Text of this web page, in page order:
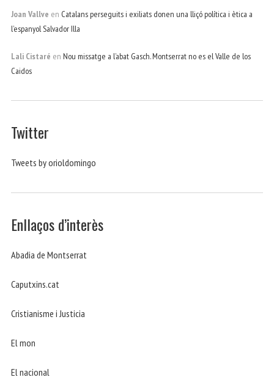
Joan Vallve en Catalans perseguits i exiliats donen una lliçó política i ètica a
l’espanyol Salvador Illa
Lali Cistaré en Nou missatge a l’abat Gasch. Montserrat no es el Valle de los
Caidos
Twitter
Tweets by orioldomingo
Enllaços d’interès
Abadia de Montserrat
Caputxins.cat
Cristianisme i Justicia
El mon
El nacional